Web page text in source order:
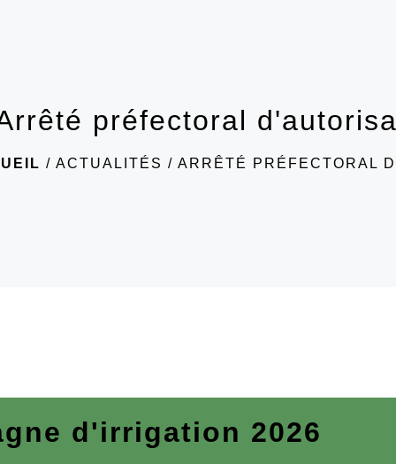
préfectoral
/ACTUALITÉS /ARRÊTÉ PRÉFECTORAL
d'irrigation 2026